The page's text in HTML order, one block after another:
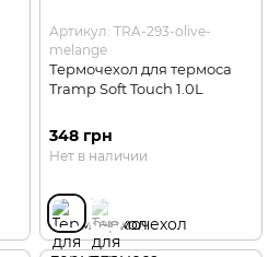
Артикул: TRA-293-olive-
melange
Термочехол для термоса
Tramp Soft Touch 1.0L
348 грн
Нет в наличии